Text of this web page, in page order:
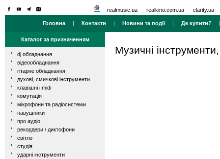
realmusic.ua realkino.com.ua clarity.ua
Головна | Контакти | Новини та події| Де купити?
Каталог за призначенням
dj обладнання
відеообладнання
гітарне обладнання
духові, смичкові інструменти
клавішні і midi
комутація
мікрофони та радіосистеми
навушники
про аудіо
рекордери / диктофони
світло
студія
ударні інструменти
Музичні